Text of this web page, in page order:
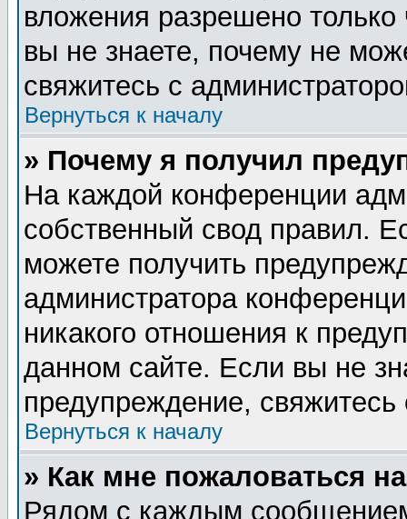
вложения разрешено
вы не знаете, почему не
свяжитесь с
Вернуться к началу
» Почему я получил
На каждой конференции
собственный свод правил.
можете получить
администратора
никакого отношения к
данном сайте. Если вы не
предупреждение,
Вернуться к началу
» Как мне пожаловаться
Рядом с каждым